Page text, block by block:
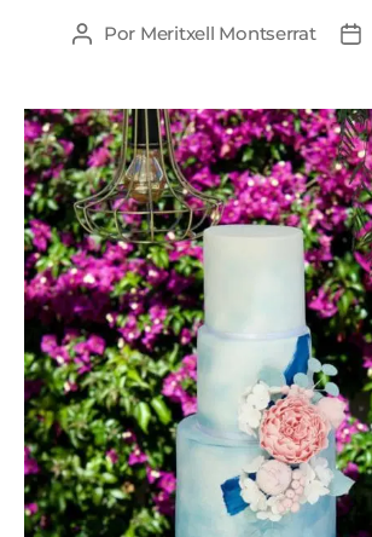
Por Meritxell Montserrat